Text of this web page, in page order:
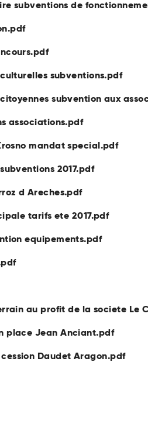
subventions de
subventions.pdf
subvention aux
associations.pdf
mandat special.pdf
2017.pdf
d Areches.pdf
tarifs ete 2017.pdf
equipements.pdf
au profit de la societe Le
place Jean Anciant.pdf
cession Daudet Aragon.pdf